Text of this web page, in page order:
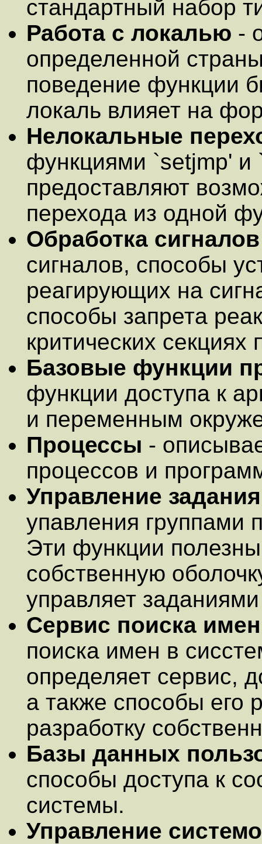
стандартный набор
Работа с локалью -
определенной
поведение функции
локаль влияет на
Нелокальные
функциями `setjmp' и
предоставляют
перехода из одной
Обработка сигналов
сигналов, способы
реагирующих на
способы запрета
критических
Базовые функции
функции доступа к
и переменным
Процессы -
процессов и
Управление
упавления группами
Эти функции
собственную
управляет
Сервис поиска имен
поиска имен в
определяет сервис,
а также способы его
разработку
Базы данных
способы доступа к
системы.
Управление